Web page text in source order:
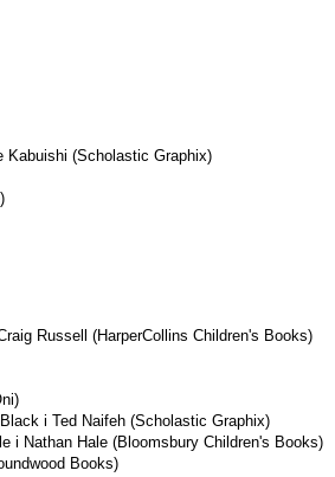
Kabuishi (Scholastic Graphix)
Russell (HarperCollins Children's Books)
i Ted Naifeh (Scholastic Graphix)
i Nathan Hale (Bloomsbury Children's Books)
Books)